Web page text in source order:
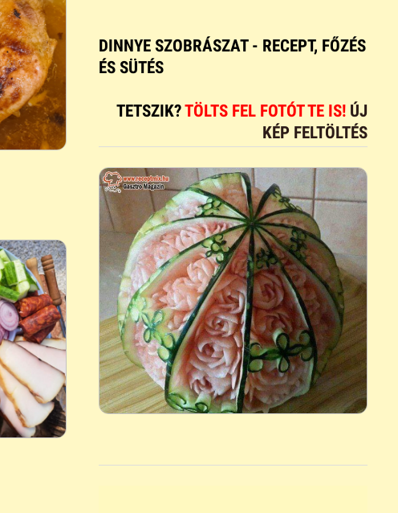
DINNYE SZOBRÁSZAT - RECEPT, FŐZÉS
ÉS SÜTÉS
TETSZIK?TÖLTS FEL FOTÓT TE IS! ÚJ
KÉP FELTÖLTÉS